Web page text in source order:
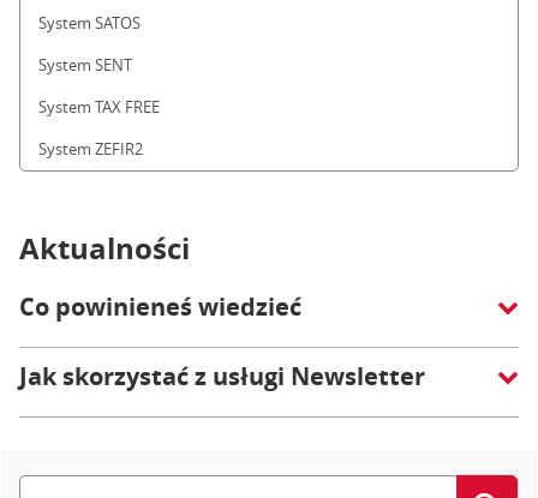
System SATOS
System SENT
System TAX FREE
System ZEFIR2
Aktualności
Co powinieneś wiedzieć
Jak skorzystać z usługi Newsletter